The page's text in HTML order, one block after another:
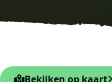
Bekijken op kaart